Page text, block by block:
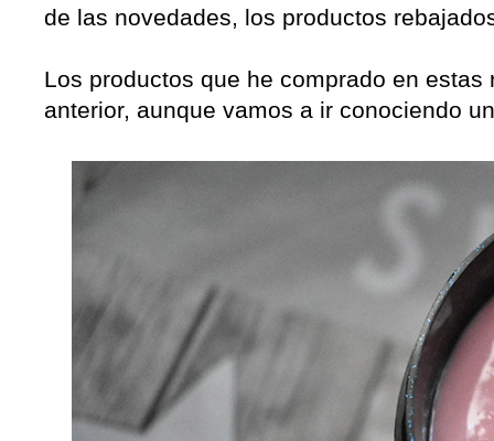
de las novedades, los productos
Los productos que he comprado en
anterior, aunque vamos a ir conociendo